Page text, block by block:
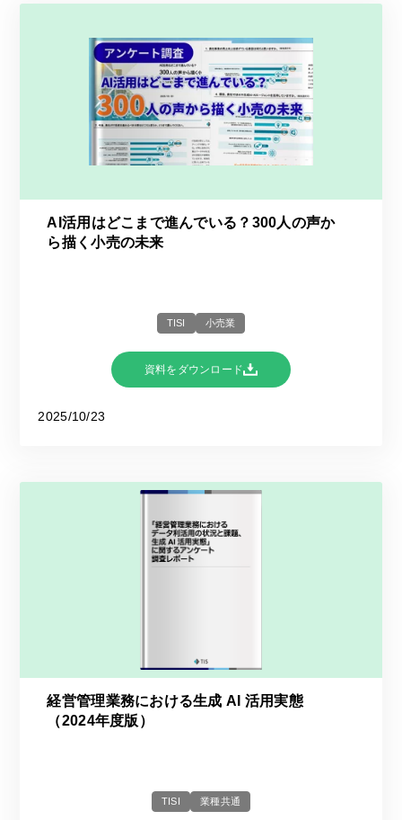
AI活用はどこまで進んでいる？​300人の声か
ら描く小売の未来​
TISI 小売業
資料をダウンロード
2025/10/23
経営管理業務における生成 AI 活用実態
（2024年度版）
TISI 業種共通